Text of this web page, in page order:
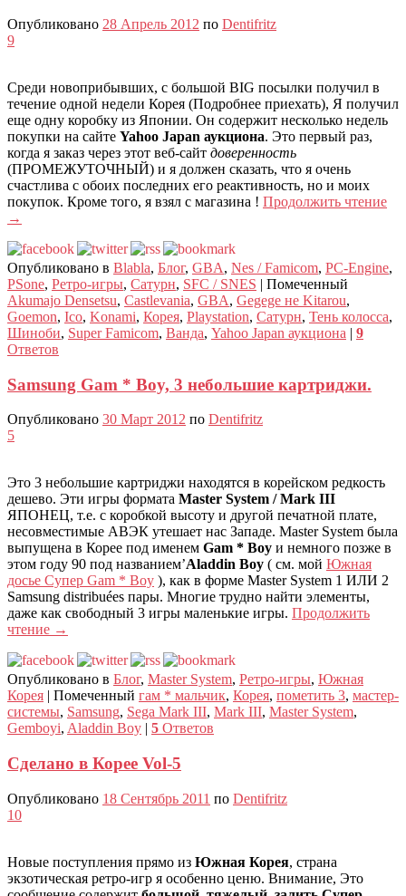
Опубликовано 28 Апрель 2012 по Dentifritz
9
Среди новоприбывших, с большой BIG посылки получил в
течение одной недели Корея (Подробнее приехать), Я получил
еще одну коробку из Японии. Он содержит несколько недель
покупки на сайте Yahoo Japan аукциона. Это первый раз,
когда я заказ через этот веб-сайт доверенность
(ПРОМЕЖУТОЧНЫЙ) и я должен сказать, что я очень
счастлива с обоих последних его реактивность, но и моих
покупок. Кроме того, я взял с магазина ! Продолжить чтение
→
Опубликовано в Blabla, Блог, GBA, Nes / Famicom, PC-Engine,
PSone, Ретро-игры, Сатурн, SFC / SNES | Помеченный
Akumajo Densetsu, Castlevania, GBA, Gegege не Kitarou,
Goemon, Ico, Konami, Корея, Playstation, Сатурн, Тень колосса,
Шиноби, Super Famicom, Ванда, Yahoo Japan аукциона | 9
Ответов
Samsung Gam * Boy, 3 небольшие картриджи.
Опубликовано 30 Март 2012 по Dentifritz
5
Это 3 небольшие картриджи находятся в корейском редкость
дешево. Эти игры формата Master System / Mark III
ЯПОНЕЦ, т.е. с коробкой высоту и другой печатной плате,
несовместимые АВЭК утешает нас Западе. Master System была
выпущена в Корее под именем Gam * Boy и немного позже в
этом году 90 под названием’Aladdin Boy ( см. мой Южная
досье Супер Gam * Boy ), как в форме Master System 1 ИЛИ 2
Samsung distribuées пары. Многие трудно найти элементы,
даже как свободный 3 игры маленькие игры. Продолжить
чтение →
Опубликовано в Блог, Master System, Ретро-игры, Южная
Корея | Помеченный гам * мальчик, Корея, пометить 3, мастер-
системы, Samsung, Sega Mark III, Mark III, Master System,
Gemboyi, Aladdin Boy | 5 Ответов
Сделано в Корее Vol-5
Опубликовано 18 Сентябрь 2011 по Dentifritz
10
Новые поступления прямо из Южная Корея, страна
экзотическая ретро-игр я особенно ценю. Внимание, Это